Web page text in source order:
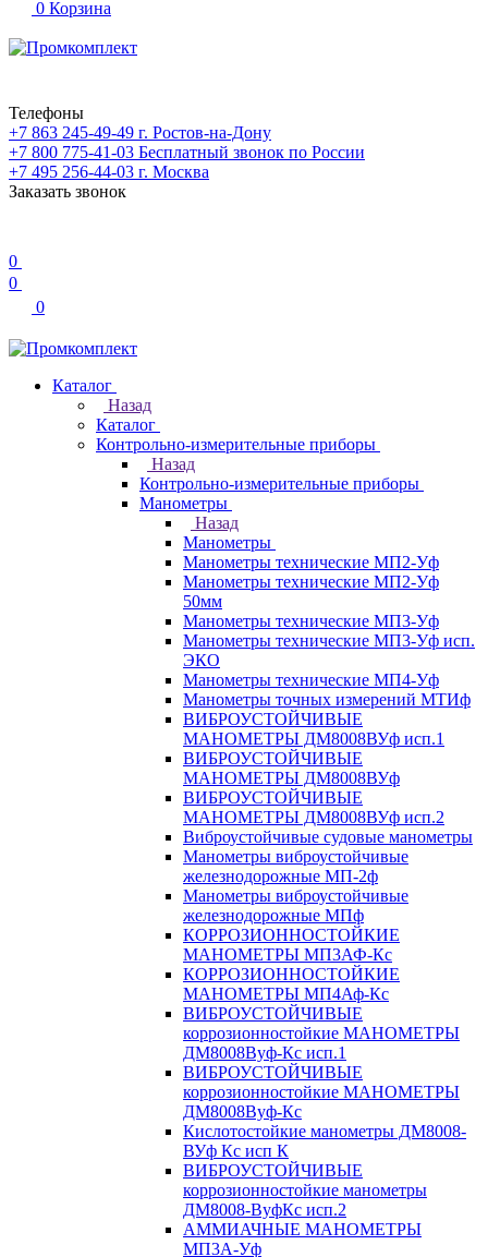
0 Корзина
Телефоны
+7 863 245-49-49 г. Ростов-на-Дону
+7 800 775-41-03 Бесплатный звонок по России
+7 495 256-44-03 г. Москва
Заказать звонок
0
0
0
Каталог
Назад
Каталог
Контрольно-измерительные приборы
Назад
Контрольно-измерительные приборы
Манометры
Назад
Манометры
Манометры технические МП2-Уф
Манометры технические МП2-Уф
50мм
Манометры технические МП3-Уф
Манометры технические МП3-Уф исп.
ЭКО
Манометры технические МП4-Уф
Манометры точных измерений МТИф
ВИБРОУСТОЙЧИВЫЕ
МАНОМЕТРЫ ДМ8008ВУф исп.1
ВИБРОУСТОЙЧИВЫЕ
МАНОМЕТРЫ ДМ8008ВУф
ВИБРОУСТОЙЧИВЫЕ
МАНОМЕТРЫ ДМ8008ВУф исп.2
Виброустойчивые судовые манометры
Манометры виброустойчивые
железнодорожные МП-2ф
Манометры виброустойчивые
железнодорожные МПф
КОРРОЗИОННОСТОЙКИЕ
МАНОМЕТРЫ МП3АФ-Кс
КОРРОЗИОННОСТОЙКИЕ
МАНОМЕТРЫ МП4Аф-Кс
ВИБРОУСТОЙЧИВЫЕ
коррозионностойкие МАНОМЕТРЫ
ДМ8008Вуф-Кс исп.1
ВИБРОУСТОЙЧИВЫЕ
коррозионностойкие МАНОМЕТРЫ
ДМ8008Вуф-Кс
Кислотостойкие манометры ДМ8008-
ВУф Кс исп К
ВИБРОУСТОЙЧИВЫЕ
коррозионностойкие манометры
ДМ8008-ВуфКс исп.2
АММИАЧНЫЕ МАНОМЕТРЫ
МП3А-Уф